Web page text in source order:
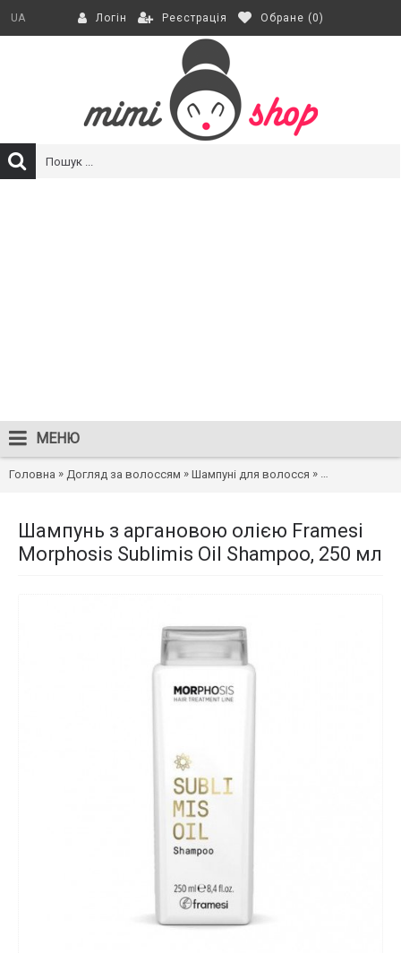
UA Логін Реєстрація Обране (0)
МЕНЮ
Головна » Догляд за волоссям » Шампуні для волосся » Шампунь з
Шампунь з аргановою олією Framesi
Morphosis Sublimis Oil Shampoo, 250 мл